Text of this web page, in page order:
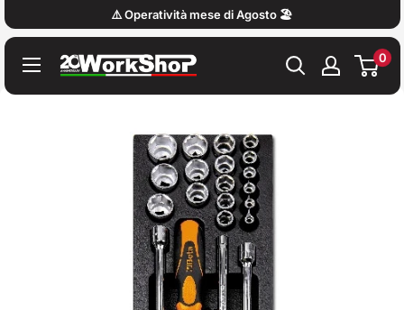
al
contenuto
⚠️ Operatività mese di Agosto 🏖️
Work
0